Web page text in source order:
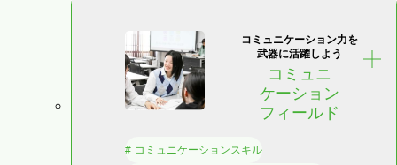
コミュニケーション力を
武器に活躍しよう
コミュニ
ケーション
フィールド
コミュニケーションスキル